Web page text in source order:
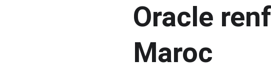
Oracle
Maroc